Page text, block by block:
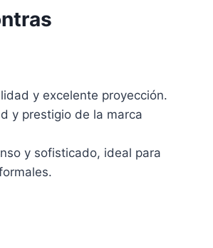
y excelente proyección.
y prestigio de la marca
y sofisticado, ideal para